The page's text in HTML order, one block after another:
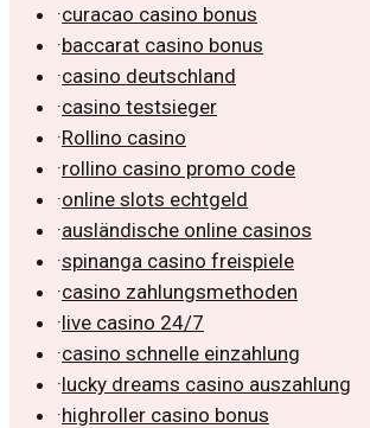
·curacao casino bonus
·baccarat casino bonus
·casino deutschland
·casino testsieger
·Rollino casino
·rollino casino promo code
·online slots echtgeld
·ausländische online casinos
·spinanga casino freispiele
·casino zahlungsmethoden
·live casino 24/7
·casino schnelle einzahlung
·lucky dreams casino auszahlung
·highroller casino bonus